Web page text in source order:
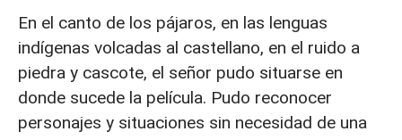
En el canto de los pájaros, en las lenguas
indígenas volcadas al castellano, en el ruido a
piedra y cascote, el señor pudo situarse en
donde sucede la película. Pudo reconocer
personajes y situaciones sin necesidad de una